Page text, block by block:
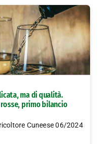
ma di qualità.
primo bilancio
Cuneese 06/2024